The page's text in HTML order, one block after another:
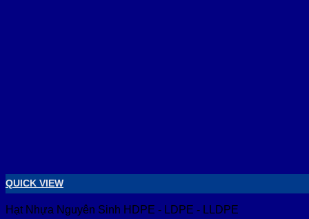
QUICK VIEW
Hạt Nhựa Nguyên Sinh HDPE - LDPE - LLDPE